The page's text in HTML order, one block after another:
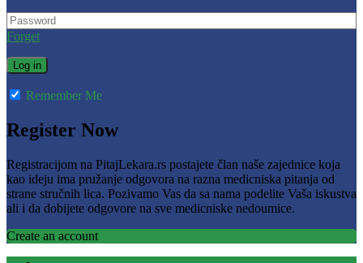
Forget
Remember Me
Register Now
Registracijom na PitajLekara.rs postajete član naše zajednice koja
kao ideju ima pružanje odgovora na razna medicniska pitanja od
strane stručnih lica. Pozivamo Vas da sa nama podelite Vaša iskustva
ali i da dobijete odgovore na sve medicniske nedoumice.
Create an account